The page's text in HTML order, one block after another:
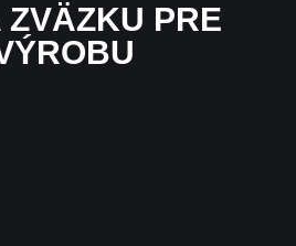
ZVÄZKU PRE